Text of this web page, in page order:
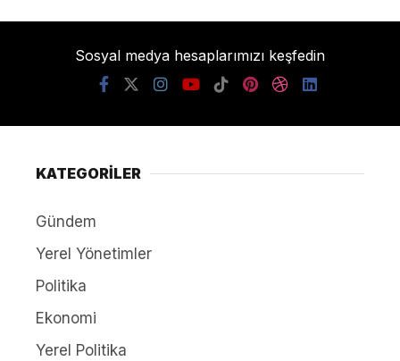
Sosyal medya hesaplarımızı keşfedin
KATEGORİLER
Gündem
Yerel Yönetimler
Politika
Ekonomi
Yerel Politika